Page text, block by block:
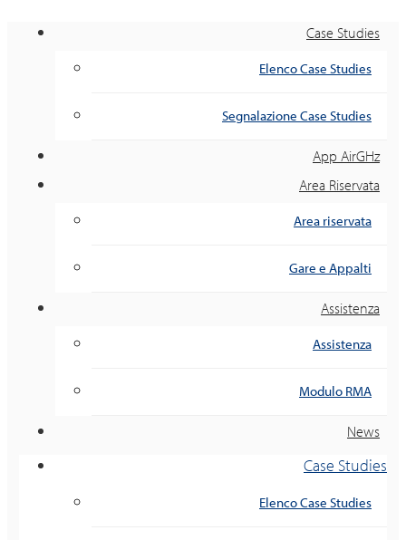
Case Studies
Elenco Case Studies
Segnalazione Case Studies
App AirGHz
Area Riservata
Area riservata
Gare e Appalti
Assistenza
Assistenza
Modulo RMA
News
Case Studies
Elenco Case Studies